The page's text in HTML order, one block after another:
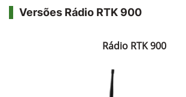
Versões Rádio RTK 900
Rádio RTK 900